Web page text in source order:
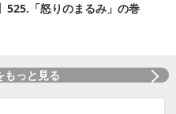
525.「怒りのまるみ」の巻
もっと見る